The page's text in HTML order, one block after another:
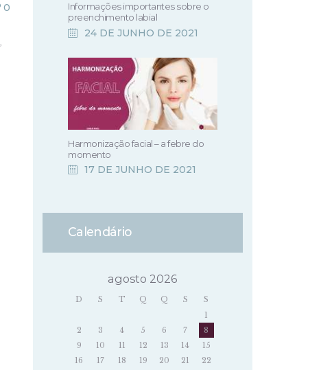
0
Informações importantes sobre o
preenchimento labial
24 DE JUNHO DE 2021
Harmonização facial – a febre do
momento
17 DE JUNHO DE 2021
Calendário
agosto 2026
D S T Q Q S
S
1
2
3 4 5 6 7
8
9
10 11 12 13 14
15
16
17 18 19 20 21
22